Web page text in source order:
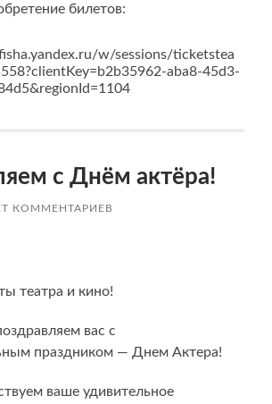
билетов:
w/sessions/ticketstea
aba8-45d3-
с Днём актёра!
КОММЕНТАРИЕВ
театра и кино!
вас с
праздником — Днем Актера!
ваше удивительное